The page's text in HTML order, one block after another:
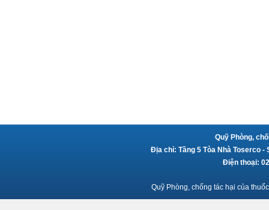
Quỹ Phòng,
Địa chỉ: Tầng 5 Tòa Nhà Toserco -
Điện thoại:
Quỹ Phòng, chống tác hại của